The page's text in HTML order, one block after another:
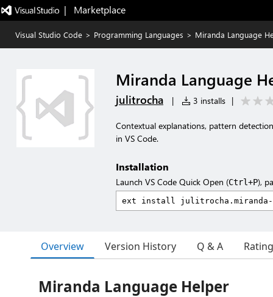
|   Marketplace
Visual Studio Code > Programming Languages > Miranda Language
Miranda Language
julitrocha | 3 installs |
Contextual explanations, pattern
in VS Code.
Installation
Launch VS Code Quick Open (Ctrl+P),
Overview Version History Q & A
Miranda Language Helper